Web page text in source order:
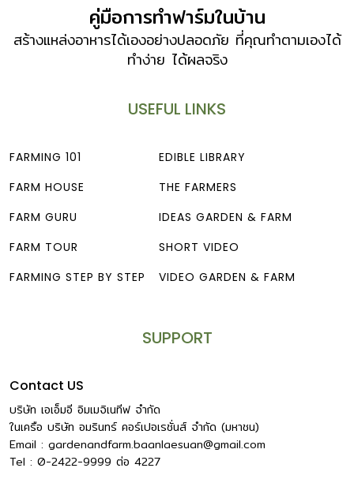
คู่มือการทำฟาร์มในบ้าน
สร้างแหล่งอาหารได้เองอย่างปลอดภัย ที่คุณทำตามเองได้
ทำง่าย ได้ผลจริง
USEFUL LINKS
FARMING 101
FARM HOUSE
FARM GURU
FARM TOUR
FARMING STEP BY STEP
EDIBLE LIBRARY
THE FARMERS
IDEAS GARDEN & FARM
SHORT VIDEO
VIDEO GARDEN & FARM
SUPPORT
Contact US
บริษัท เอเอ็มอี อิมเมจิเนทีฟ จำกัด
ในเครือ บริษัท อมรินทร์ คอร์เปอเรชั่นส์ จำกัด (มหาชน)
Email : gardenandfarm.baanlaesuan@gmail.com
Tel : 0-2422-9999 ต่อ 4227